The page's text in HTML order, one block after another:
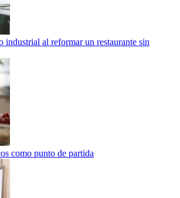
industrial al reformar un restaurante sin
como punto de partida